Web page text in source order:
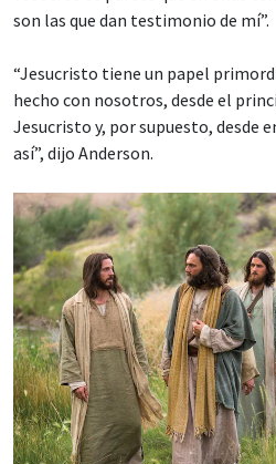
son las que dan testimonio de mí”.
“Jesucristo tiene un papel
hecho con nosotros, desde el
Jesucristo y, por supuesto, desde
así”, dijo Anderson.